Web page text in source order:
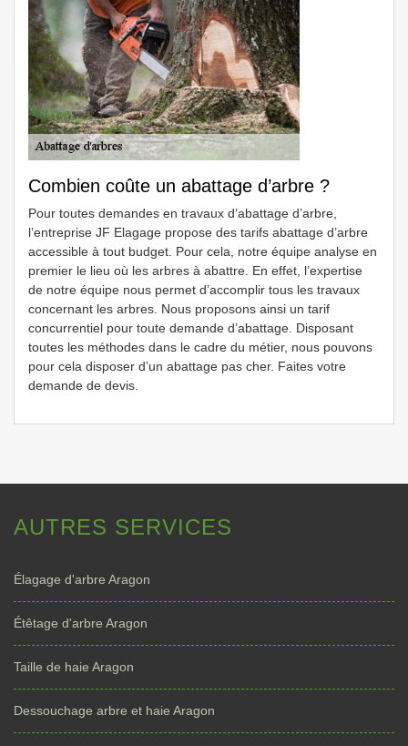
Combien coûte un abattage d’arbre ?
Pour toutes demandes en travaux d’abattage d’arbre,
l’entreprise JF Elagage propose des tarifs abattage d’arbre
accessible à tout budget. Pour cela, notre équipe analyse en
premier le lieu où les arbres à abattre. En effet, l’expertise
de notre équipe nous permet d’accomplir tous les travaux
concernant les arbres. Nous proposons ainsi un tarif
concurrentiel pour toute demande d’abattage. Disposant
toutes les méthodes dans le cadre du métier, nous pouvons
pour cela disposer d’un abattage pas cher. Faites votre
demande de devis.
AUTRES SERVICES
Élagage d'arbre Aragon
Étêtage d'arbre Aragon
Taille de haie Aragon
Dessouchage arbre et haie Aragon